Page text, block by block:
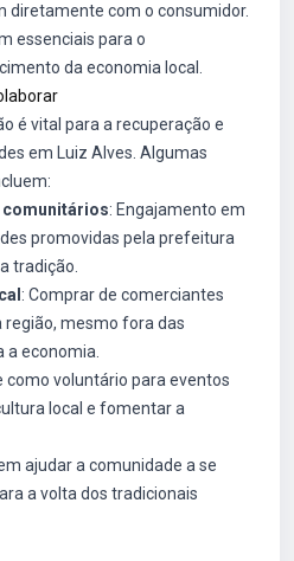
diretamente com o consumidor.
essenciais para o
da economia local.
é vital para a recuperação e
em Luiz Alves. Algumas
comunitários: Engajamento em
promovidas pela prefeitura
tradição.
: Comprar de comerciantes
região, mesmo fora das
economia.
como voluntário para eventos
local e fomentar a
ajudar a comunidade a se
a volta dos tradicionais